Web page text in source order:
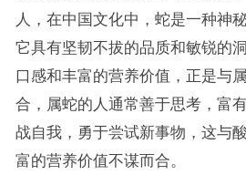
人，在中国文化中，蛇是一种神
它具有坚韧不拔的品质和敏锐的
口感和丰富的营养价值，正是与
合，属蛇的人通常善于思考，富
战自我，勇于尝试新事物，这与
富的营养价值不谋而合。